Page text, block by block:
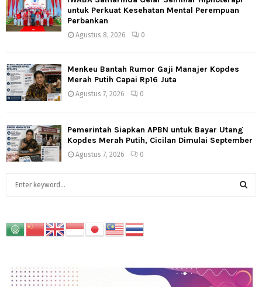
untuk Perkuat Kesehatan Mental Perempuan
Perbankan
Agustus 8, 2026 0
Menkeu Bantah Rumor Gaji Manajer Kopdes
Merah Putih Capai Rp16 Juta
Agustus 7, 2026 0
Pemerintah Siapkan APBN untuk Bayar Utang
Kopdes Merah Putih, Cicilan Dimulai September
Agustus 7, 2026 0
c